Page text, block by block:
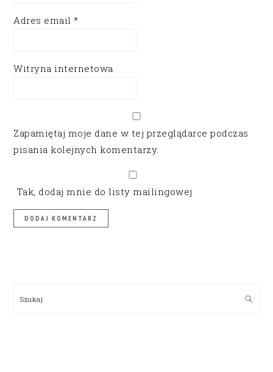
Adres email*
Witryna internetowa
Zapamiętaj moje dane w tej przeglądarce podczas
pisania kolejnych komentarzy.
Tak, dodaj mnie do listy mailingowej
Szukaj